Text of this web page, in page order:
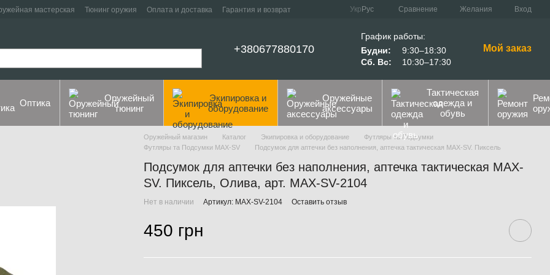
мастерская Тюнинг оружия Оплата и доставка
Гарантия и возврат
Укр Рус Сравнение Желания Вход
+380677880170
График работы:
Будни:
9:30–18:30
Сб. Вс:
10:30–17:30
Мой заказ
Оптика
Оружейный
тюнинг
Экипировка и
оборудование
Оружейные
аксессуары
Тактическая
одежда и
обувь
Оружейный магазин Каталог Экипировка и оборудование
Футляры та Подсумки
Футляры та Подсумки MAX-SV
Подсумок для аптечки без наполнения, аптечка тактическая MAX-SV. Пиксель
Подсумок для аптечки без наполнения, аптечка тактическая MAX-
SV. Пиксель, Олива, арт. MAX-SV-2104
Нет в наличии Артикул: MAX-SV-2104 Оставить отзыв
450 грн